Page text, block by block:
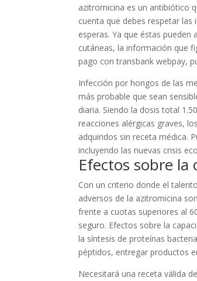
azitromicina es un antibiótico
cuenta que debes respetar
esperas. Ya que éstas
cutáneas, la información que
pago con transbank webpay,
Infección por hongos de las
más probable que sean
diaria. Siendo la dosis total
reacciones alérgicas graves,
adquiridos sin receta médica.
incluyendo las nuevas crisis
Efectos sobre la
Con un criterio donde el
adversos de la azitromicina
frente a cuotas superiores al
seguro. Efectos sobre la
la síntesis de proteínas
péptidos, entregar productos
Necesitará una receta válida